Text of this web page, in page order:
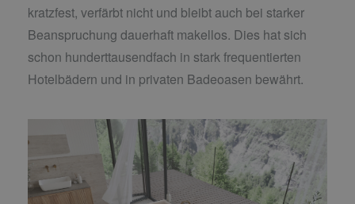
kratzfest, verfärbt nicht und bleibt auch bei starker
Beanspruchung dauerhaft makellos. Dies hat sich
schon hunderttausendfach in stark frequentierten
Hotelbädern und in privaten Badeoasen bewährt.